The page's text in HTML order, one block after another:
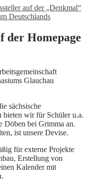
auf der „Denkmal“
Deutschlands
Homepage
Glauchau
sächsische
bieten wir für Schüler u.a.
Döben bei Grimma an.
ist unsere Devise.
für externe Projekte
Erstellung von
Kalender mit